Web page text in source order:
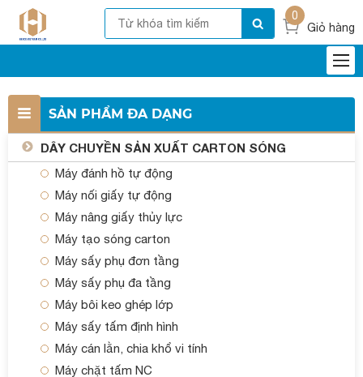
0
Giỏ hàng
SẢN PHẨM ĐA DẠNG
DÂY CHUYỀN SẢN XUẤT CARTON SÓNG
Máy đánh hồ tự động
Máy nối giấy tự động
Máy nâng giấy thủy lực
Máy tạo sóng carton
Máy sấy phụ đơn tầng
Máy sấy phụ đa tầng
Máy bôi keo ghép lớp
Máy sấy tấm định hình
Máy cán lằn, chia khổ vi tính
Máy chặt tấm NC